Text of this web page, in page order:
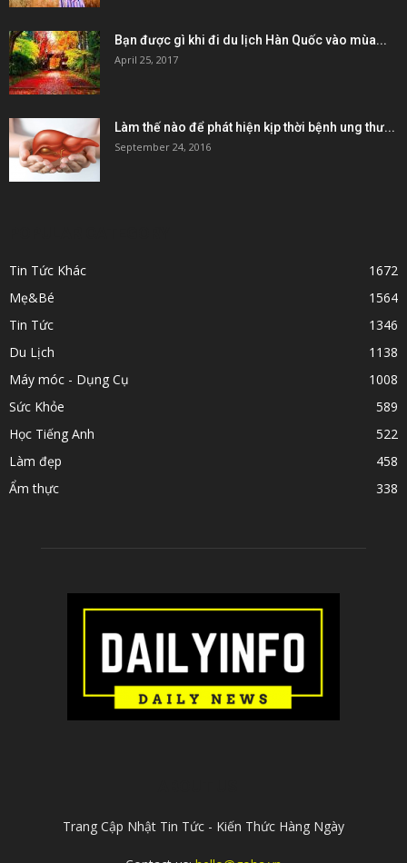
Bạn được gì khi đi du lịch Hàn Quốc vào mùa...
April 25, 2017
Làm thế nào để phát hiện kịp thời bệnh ung thư...
September 24, 2016
Tin Tức Khác
1672
Mẹ&Bé
1564
Tin Tức
1346
Du Lịch
1138
Máy móc - Dụng Cụ
1008
Sức Khỏe
589
Học Tiếng Anh
522
Làm đẹp
458
Ẩm thực
338
Trang Cập Nhật Tin Tức - Kiến Thức Hàng Ngày